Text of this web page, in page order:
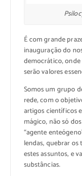
É com grande
inauguração do
democrático, onde
serão valores
Somos um grupo
rede, com o
artigos científicos
mágico, não só
“agente
lendas, quebrar
estes assuntos, e
substâncias.